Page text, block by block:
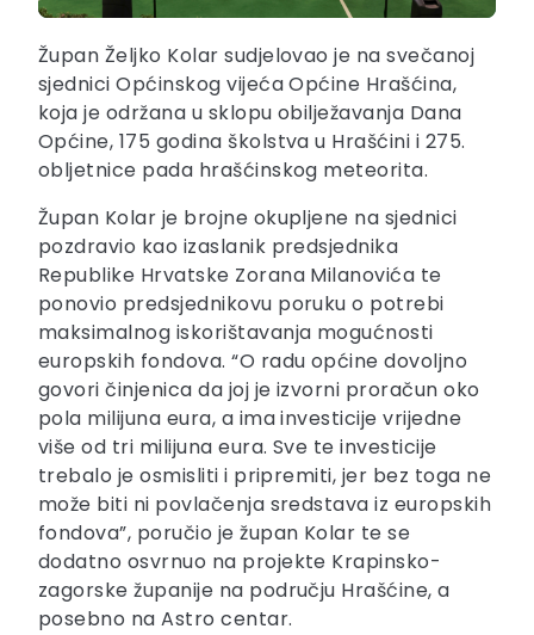
Župan Željko Kolar sudjelovao je na svečanoj
sjednici Općinskog vijeća Općine Hrašćina,
koja je održana u sklopu obilježavanja Dana
Općine, 175 godina školstva u Hrašćini i 275.
obljetnice pada hrašćinskog meteorita.
Župan Kolar je brojne okupljene na sjednici
pozdravio kao izaslanik predsjednika
Republike Hrvatske Zorana Milanovića te
ponovio predsjednikovu poruku o potrebi
maksimalnog iskorištavanja mogućnosti
europskih fondova. “O radu općine dovoljno
govori činjenica da joj je izvorni proračun oko
pola milijuna eura, a ima investicije vrijedne
više od tri milijuna eura. Sve te investicije
trebalo je osmisliti i pripremiti, jer bez toga ne
može biti ni povlačenja sredstava iz europskih
fondova”, poručio je župan Kolar te se
dodatno osvrnuo na projekte Krapinsko-
zagorske županije na području Hrašćine, a
posebno na Astro centar.